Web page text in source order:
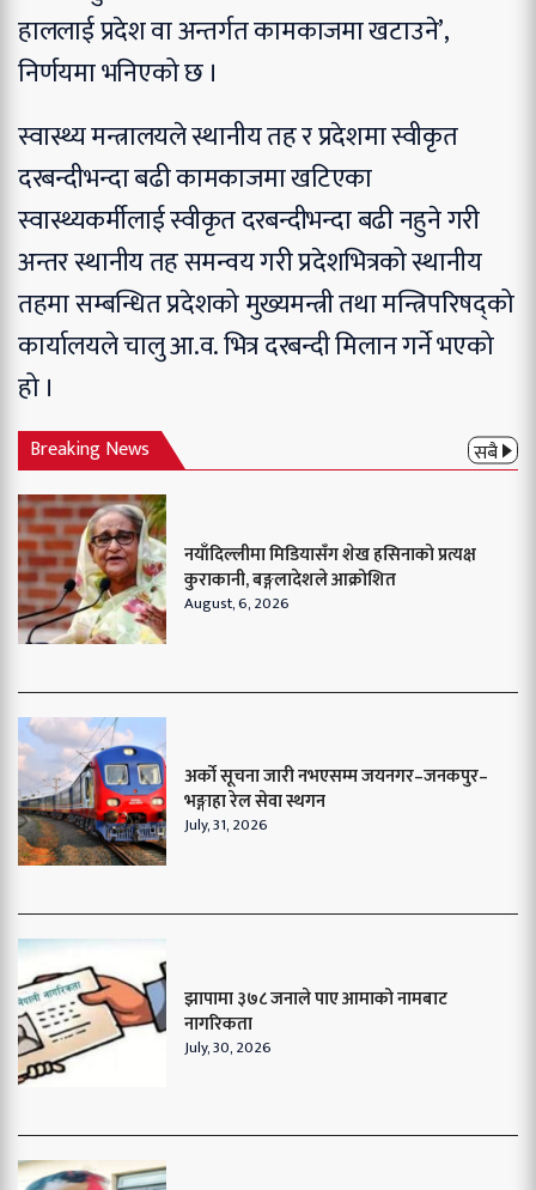
हाललाई प्रदेश वा अन्तर्गत कामकाजमा खटाउने’,
निर्णयमा भनिएको छ ।
स्वास्थ्य मन्त्रालयले स्थानीय तह र प्रदेशमा स्वीकृत
दरबन्दीभन्दा बढी कामकाजमा खटिएका
स्वास्थ्यकर्मीलाई स्वीकृत दरबन्दीभन्दा बढी नहुने गरी
अन्तर स्थानीय तह समन्वय गरी प्रदेशभित्रको स्थानीय
तहमा सम्बन्धित प्रदेशको मुख्यमन्त्री तथा मन्त्रिपरिषद्को
कार्यालयले चालु आ.व. भित्र दरबन्दी मिलान गर्ने भएको
हो ।
Breaking News सबै
नयाँदिल्लीमा मिडियासँग शेख हसिनाको प्रत्यक्ष
कुराकानी, बङ्गलादेशले आक्रोशित
August, 6, 2026
अर्को सूचना जारी नभएसम्म जयनगर–जनकपुर–
भङ्गाहा रेल सेवा स्थगन
July, 31, 2026
झापामा ३७८ जनाले पाए आमाको नामबाट
नागरिकता
July, 30, 2026